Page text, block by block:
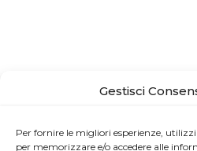
Gestisci
Per fornire le migliori esperienze,
per memorizzare e/o accedere alle